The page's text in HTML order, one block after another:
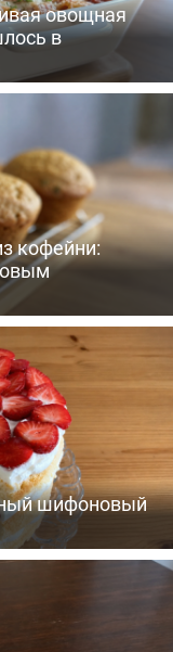
овощная
в
кофейни:
шифоновый